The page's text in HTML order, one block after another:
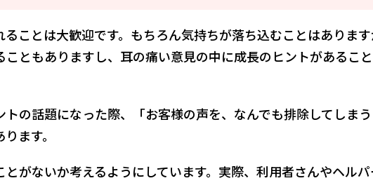
ことは大歓迎です。もちろん気持ちが落ち込むことはありま
ともありますし、耳の痛い意見の中に成長のヒントがあるこ
の話題になった際、「お客様の声を、なんでも排除してしま
ます。
がないか考えるようにしています。実際、利用者さんやヘル